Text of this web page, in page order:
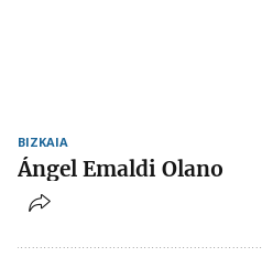
BIZKAIA
Ángel Emaldi Olano